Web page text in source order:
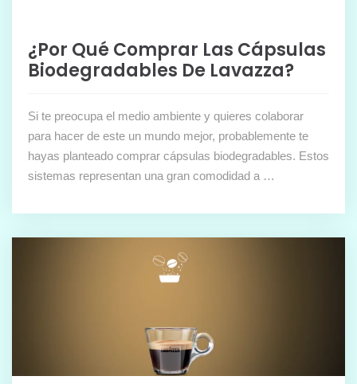
¿Por Qué Comprar Las Cápsulas
Biodegradables De Lavazza?
Si te preocupa el medio ambiente y quieres colaborar
para hacer de este un mundo mejor, probablemente te
hayas planteado comprar cápsulas biodegradables. Estos
sistemas representan una gran comodidad a …